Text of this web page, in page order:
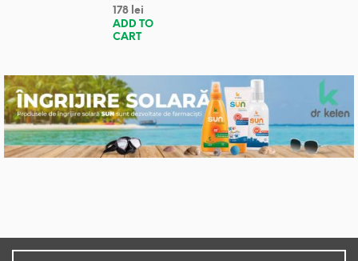
178 lei
ADD TO
CART